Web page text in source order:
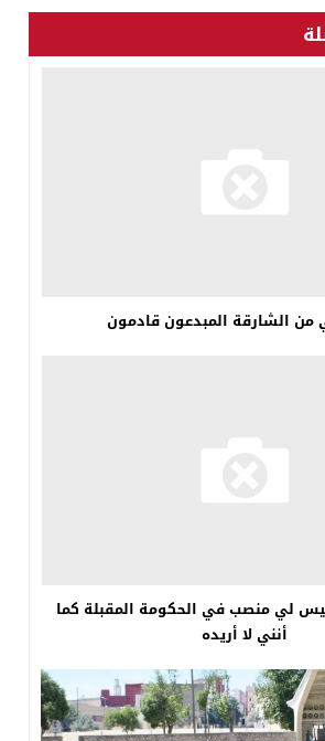
من الشارقة المبدعون قادمون
الفاسي ليس لي منصب في الحكومة المقبلة كما
أنني لا أريده